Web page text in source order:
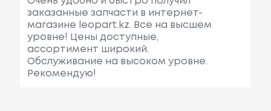
заказанные запчасти в интернет-
магазине leopart.kz. Все на высшем
уровне! Цены доступные,
ассортимент широкий.
Обслуживание на высоком уровне.
Рекомендую!